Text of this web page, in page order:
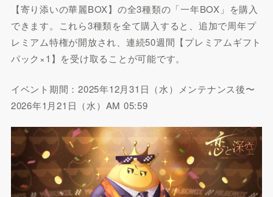
【寄り添いの華麗BOX】の全3種類の「一年BOX」を購入
できます。これら3種類を全て購入すると、追加で周年プ
レミアム特権が開放され、連続50週間【プレミアムギフト
パック×1】を受け取ることが可能です。
イベント期間：2025年12月31日（水）メンテナンス後〜
2026年1月21日（水）AM 05:59